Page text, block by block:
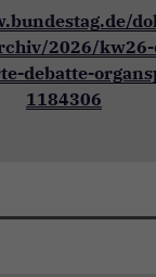
2026/kw26-
debatte-
1184306
und
sichere
der